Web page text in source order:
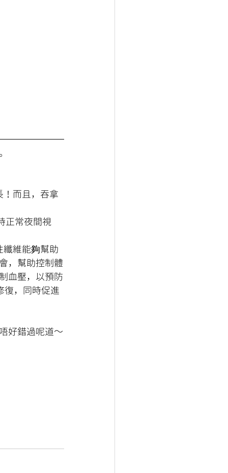
。
！而且，吞拿
正常夜間視
維能夠幫助
，幫助控制體
血壓，以預防
復，同時促進
好錯過呢道～